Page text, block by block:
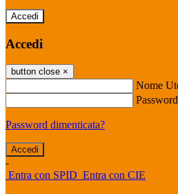
Accedi
Accedi
button close ×
Nome
Password
Password dimenticata?
-
Entra con SPID Entra con CIE